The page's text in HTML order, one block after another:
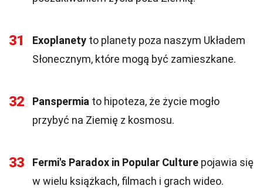
31 Exoplanety to planety poza naszym Układem
Słonecznym, które mogą być zamieszkane.
32 Panspermia to hipoteza, że życie mogło
przybyć na Ziemię z kosmosu.
33 Fermi's Paradox in Popular Culture pojawia się
w wielu książkach, filmach i grach wideo.